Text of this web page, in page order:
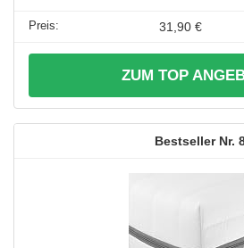
31,90 €
ZUM TOP